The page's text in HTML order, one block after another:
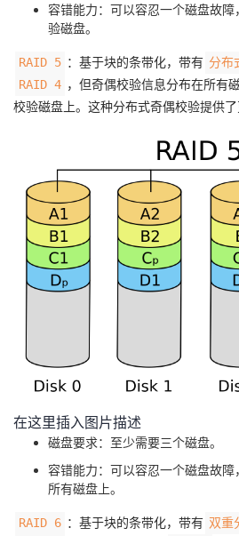
容错能力：可以容忍一个磁盘故
验磁盘。
RAID 5 ：基于块的条带化，带有 分布
RAID 4 ，但奇偶校验信息分布在所有
校验磁盘上。这种分布式奇偶校验提供了
在这里插入图片描述
磁盘要求：至少需要三个磁盘。
容错能力：可以容忍一个磁盘故
所有磁盘上。
RAID 6 ：基于块的条带化，带有 双重